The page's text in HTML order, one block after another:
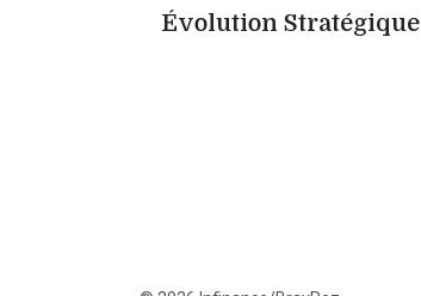
Évolution Stratégique